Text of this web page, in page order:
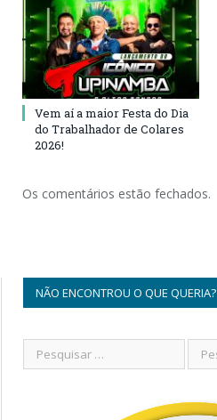
Vem aí a maior Festa do Dia
do Trabalhador de Colares
2026!
Os comentários estão fechados.
NÃO ENCONTROU O QUE QUERIA?